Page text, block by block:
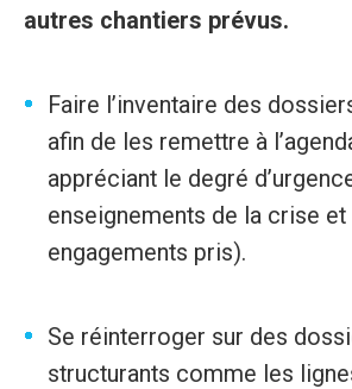
autres chantiers prévus.
Faire l’inventaire des
afin de les remettre à
appréciant le degré
enseignements de la crise et
engagements pris).
Se réinterroger sur des
structurants comme les